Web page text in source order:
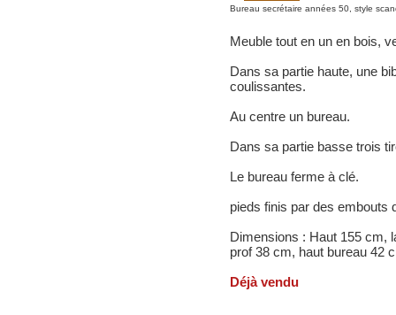
Bureau secrétaire années 50, style
Meuble tout en un en bois,
Dans sa partie haute, une
coulissantes.
Au centre un bureau.
Dans sa partie basse trois
Le bureau ferme à clé.
pieds finis par des embouts
Dimensions : Haut 155 cm,
prof 38 cm, haut bureau 42
Déjà vendu